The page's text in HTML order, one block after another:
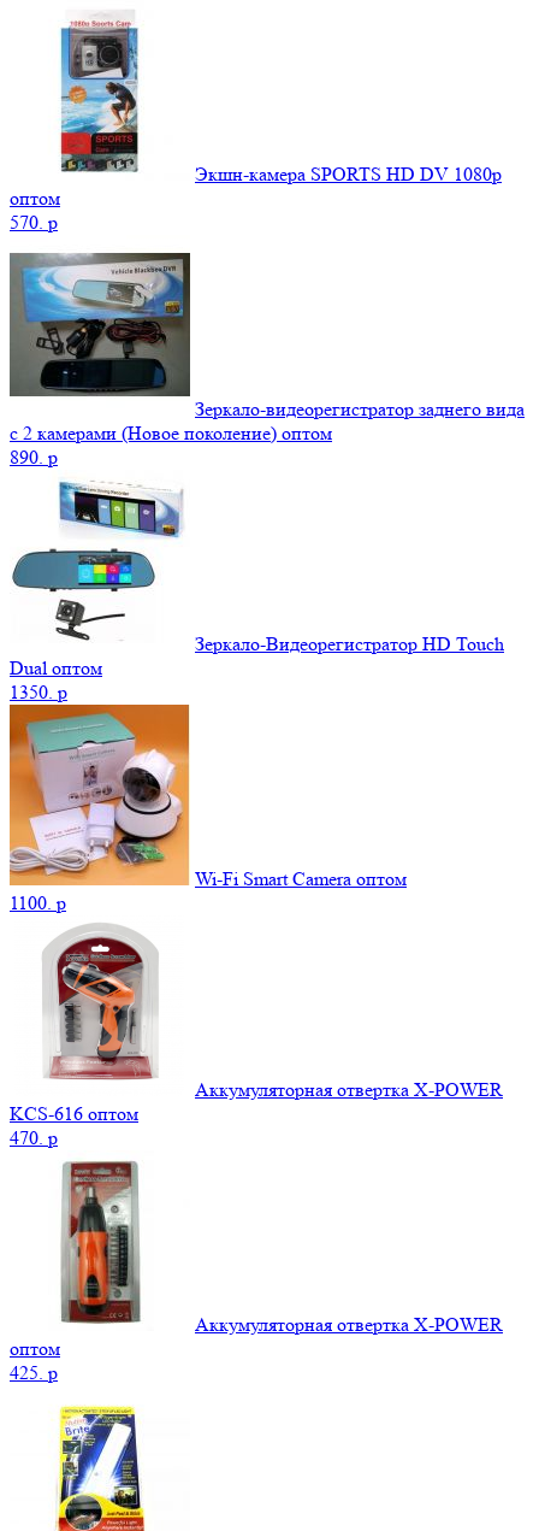
Экшн-камера SPORTS HD DV 1080р
оптом
570. p
Зеркало-видеорегистратор заднего вида
с 2 камерами (Новое поколение) оптом
890. p
Зеркало-Видеорегистратор HD Touch
Dual оптом
1350. p
Wi-Fi Smart Camera оптом
1100. p
Аккумуляторная отвертка X-POWER
KCS-616 оптом
470. p
Аккумуляторная отвертка X-POWER
оптом
425. p